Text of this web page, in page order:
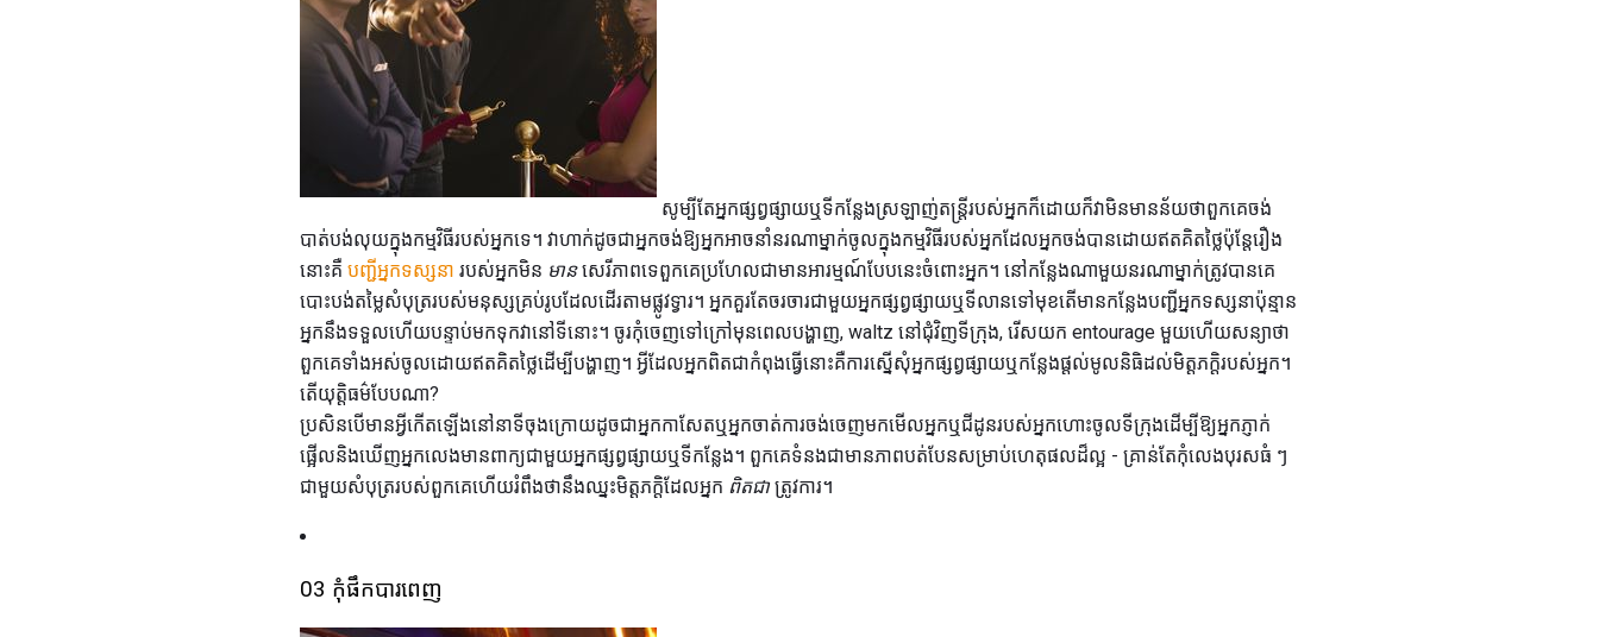
សូម្បីតែអ្នកផ្សព្វផ្សាយឬទីកន្លែងស្រឡាញ់តន្ត្រីរបស់អ្នកក៏ដោយក៏វាមិនមានន័យថាពួកគេចង់
បាត់បង់លុយក្នុងកម្មវិធីរបស់អ្នកទេ។ វាហាក់ដូចជាអ្នកចង់ឱ្យអ្នកអាចនាំនរណាម្នាក់ចូលក្នុងកម្មវិធីរបស់អ្នកដែលអ្នកចង់បានដោយឥតគិតថ្លៃប៉ុន្តែរឿង
នោះគឺ បញ្ជីអ្នកទស្សនា របស់អ្នកមិន មានសេរីភាពទេពួកគេប្រហែលជាមានអារម្មណ៍បែបនេះចំពោះអ្នក។ នៅកន្លែងណាមួយនរណាម្នាក់ត្រូវបានគេ
បោះបង់តម្លៃសំបុត្ររបស់មនុស្សគ្រប់រូបដែលដើរតាមផ្លូវទ្វារ។ អ្នកគួរតែចរចារជាមួយអ្នកផ្សព្វផ្សាយឬទីលានទៅមុខតើមានកន្លែងបញ្ជីអ្នកទស្សនាប៉ុន្មាន
អ្នកនឹងទទួលហើយបន្ទាប់មកទុកវានៅទីនោះ។ ចូរកុំចេញទៅក្រៅមុនពេលបង្ហាញ, waltz នៅជុំវិញទីក្រុង, រើសយក entourage មួយហើយសន្យាថា
ពួកគេទាំងអស់ចូលដោយឥតគិតថ្លៃដើម្បីបង្ហាញ។ អ្វីដែលអ្នកពិតជាកំពុងធ្វើនោះគឺការស្នើសុំអ្នកផ្សព្វផ្សាយឬកន្លែងផ្តល់មូលនិធិដល់មិត្ដភក្ដិរបស់អ្នក។
តើយុត្តិធម៌បែបណា?
ប្រសិនបើមានអ្វីកើតឡើងនៅនាទីចុងក្រោយដូចជាអ្នកកាសែតឬអ្នកចាត់ការចង់ចេញមកមើលអ្នកឬជីដូនរបស់អ្នកហោះចូលទីក្រុងដើម្បីឱ្យអ្នកភ្ញាក់
ផ្អើលនិងឃើញអ្នកលេងមានពាក្យជាមួយអ្នកផ្សព្វផ្សាយឬទីកន្លែង។ ពួកគេទំនងជាមានភាពបត់បែនសម្រាប់ហេតុផលដ៏ល្អ - គ្រាន់តែកុំលេងបុរសធំ ៗ
ជាមួយសំបុត្ររបស់ពួកគេហើយរំពឹងថានឹងឈ្នះមិត្តភក្តិដែលអ្នក ពិតជា ត្រូវការ។
03 កុំផឹកបារពេញ